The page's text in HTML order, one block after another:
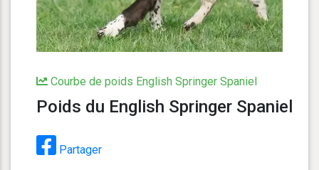
Courbe de poids English Springer Spaniel
Poids du English Springer Spaniel
Partager